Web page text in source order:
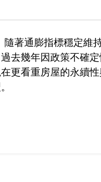
著通膨指標穩定維
去幾年因政策不確
更看重房屋的永續